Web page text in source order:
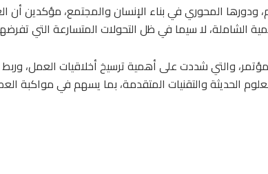
المحوري في بناء الإنسان والمجتمع، مؤكدين أن
الشاملة، لا سيما في ظل التحولات المتسارعة التي
والتي شددت على أهمية ترسيخ أخلاقيات العمل، وربط
الحديثة والتقنيات المتقدمة، بما يسهم في مواكبة